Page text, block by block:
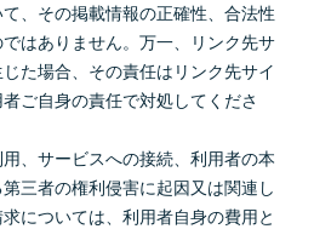
、その掲載情報の正確性、合法性
はありません。万一、リンク先サ
た場合、その責任はリンク先サイ
ご自身の責任で対処してくださ
、サービスへの接続、利用者の本
三者の権利侵害に起因又は関連し
については、利用者自身の費用と